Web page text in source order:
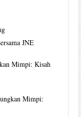
JNE
Mimpi: Kisah
Mimpi: